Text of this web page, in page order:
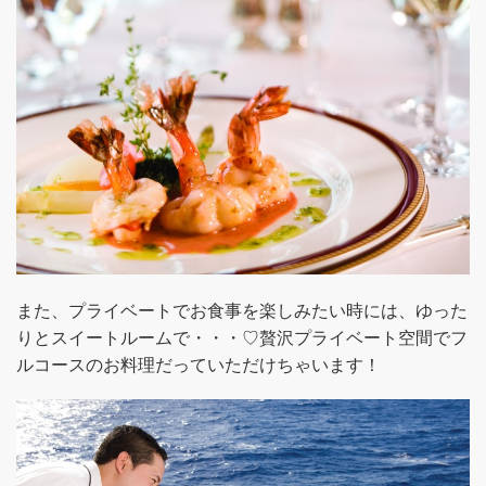
また、プライベートでお食事を楽しみたい時には、ゆった
りとスイートルームで・・・♡贅沢プライベート空間でフ
ルコースのお料理だっていただけちゃいます！